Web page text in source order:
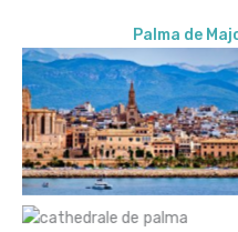
Palma de
Palma de Majorque
Cathédrale de Palma